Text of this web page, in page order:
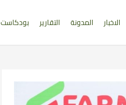
الاخبار المدونة التقارير بودكاست